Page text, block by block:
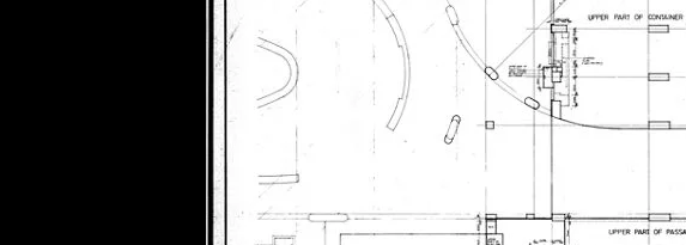
關於M+藏品
探索世界頂級的二十及二十
一世紀視覺文化藏品。